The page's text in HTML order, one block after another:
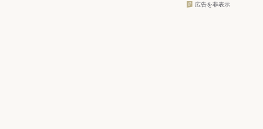
広告を非表示